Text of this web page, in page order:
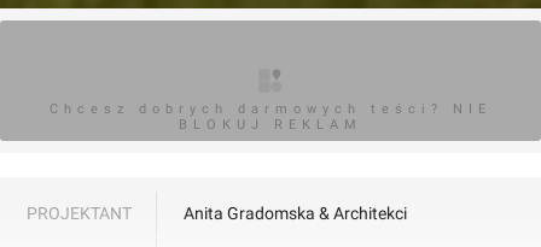
Chcesz dobrych darmowych teści? NIE
BLOKUJ REKLAM
PROJEKTANT Anita Gradomska & Architekci